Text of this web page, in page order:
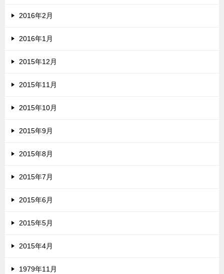
2016年2月
2016年1月
2015年12月
2015年11月
2015年10月
2015年9月
2015年8月
2015年7月
2015年6月
2015年5月
2015年4月
1979年11月